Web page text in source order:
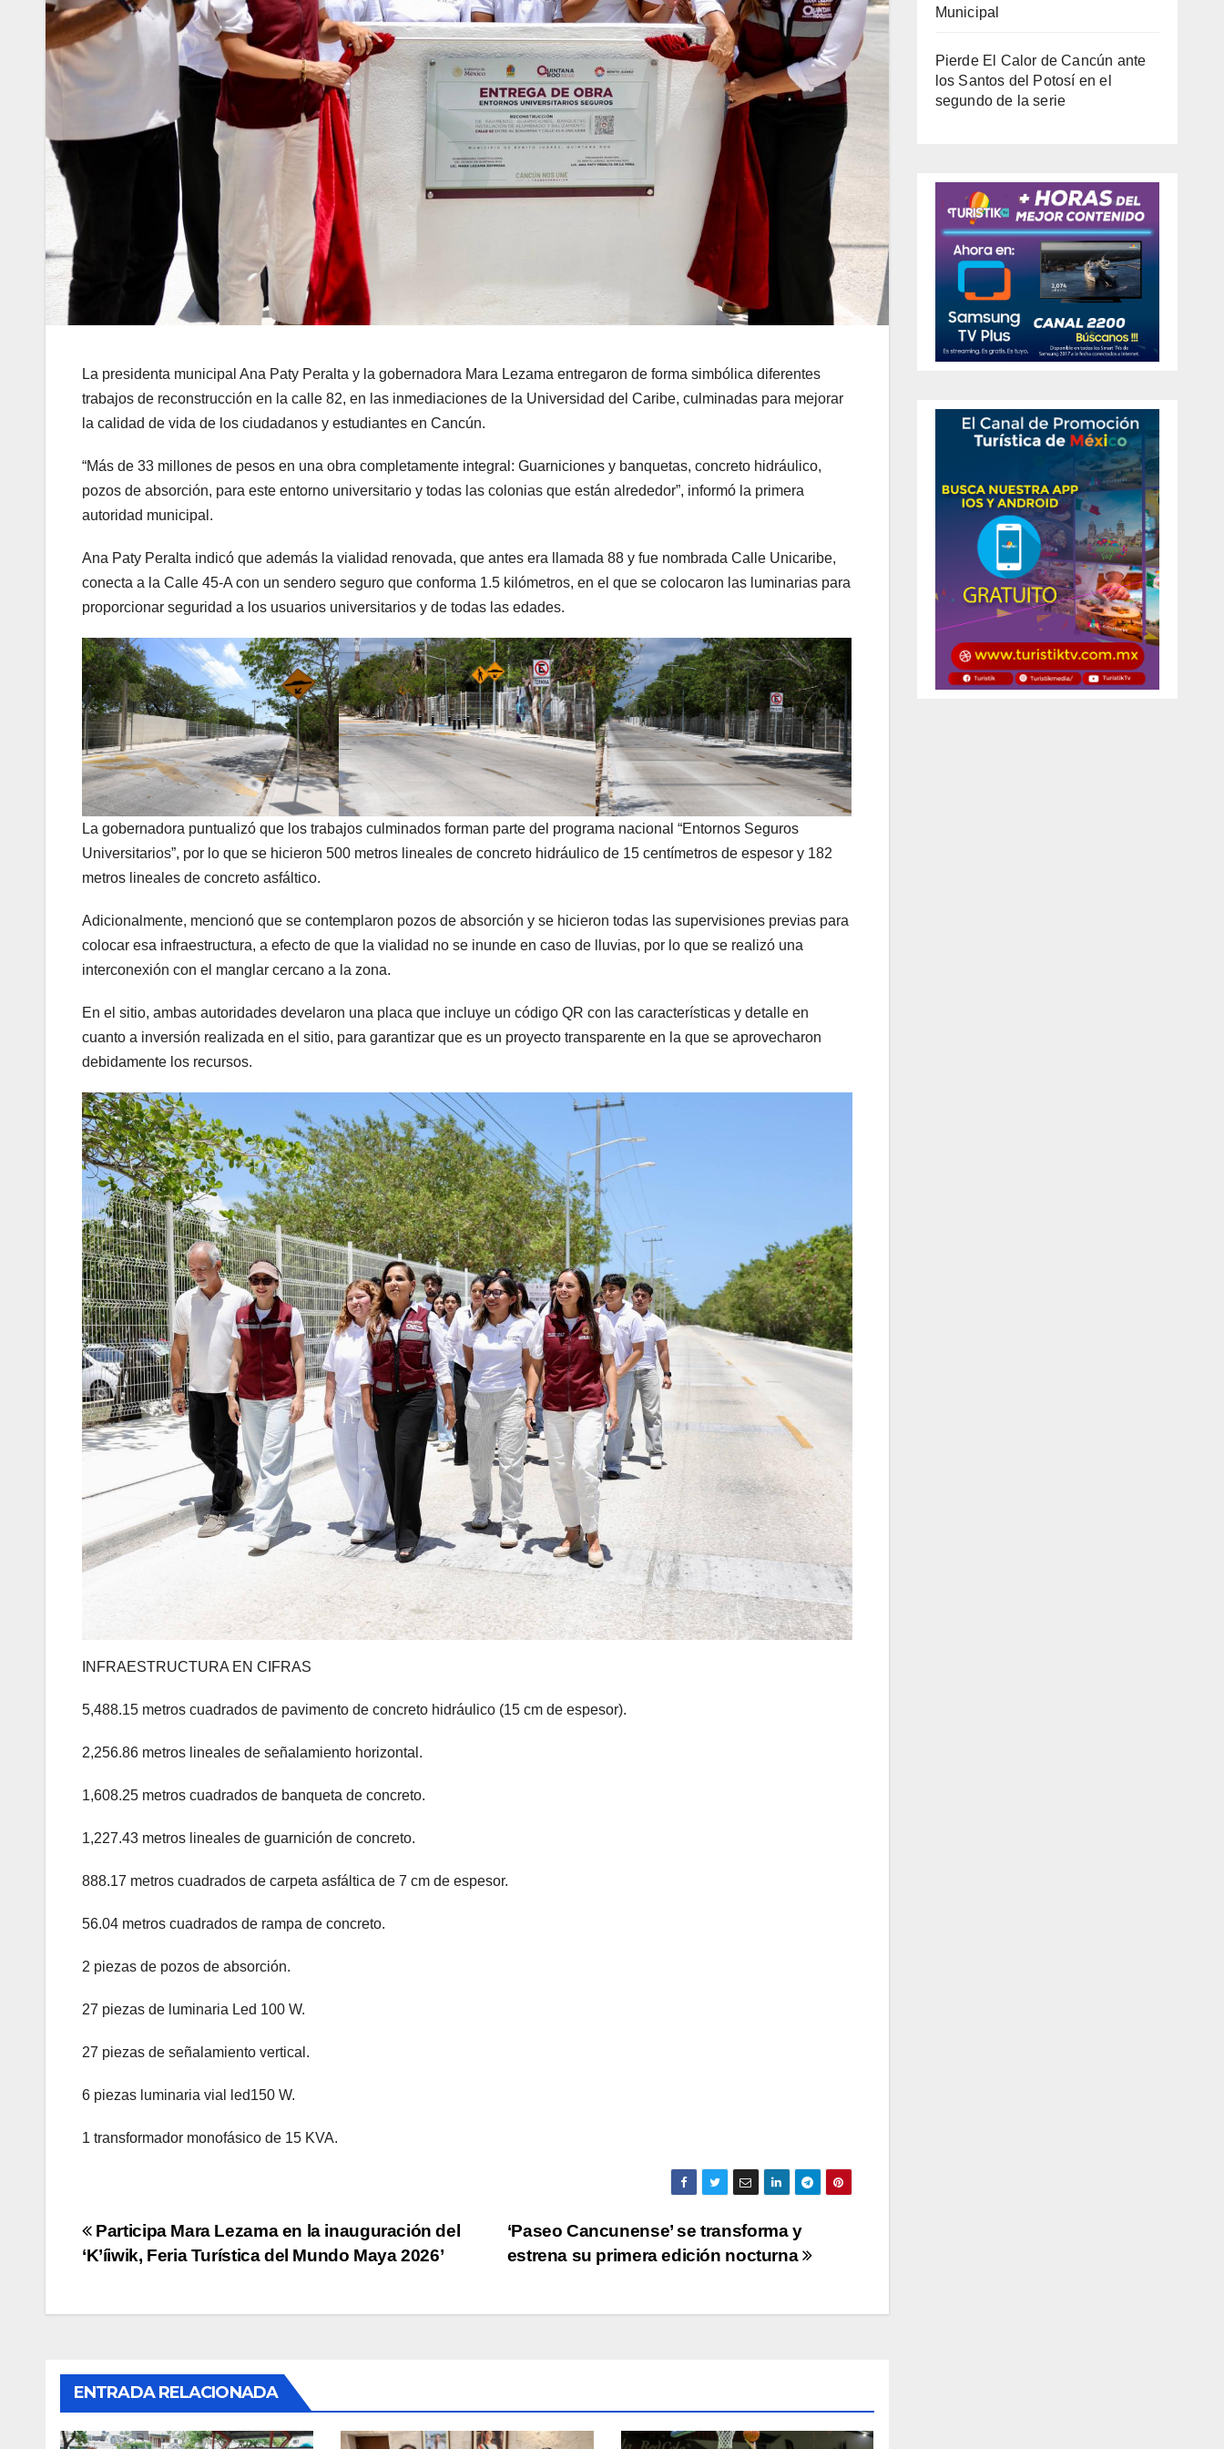
La presidenta municipal Ana Paty Peralta y la gobernadora Mara Lezama entregaron de forma simbólica diferentes
trabajos de reconstrucción en la calle 82, en las inmediaciones de la Universidad del Caribe, culminadas para mejorar
la calidad de vida de los ciudadanos y estudiantes en Cancún.
“Más de 33 millones de pesos en una obra completamente integral: Guarniciones y banquetas, concreto hidráulico,
pozos de absorción, para este entorno universitario y todas las colonias que están alrededor”, informó la primera
autoridad municipal.
Ana Paty Peralta indicó que además la vialidad renovada, que antes era llamada 88 y fue nombrada Calle Unicaribe,
conecta a la Calle 45-A con un sendero seguro que conforma 1.5 kilómetros, en el que se colocaron las luminarias para
proporcionar seguridad a los usuarios universitarios y de todas las edades.
La gobernadora puntualizó que los trabajos culminados forman parte del programa nacional “Entornos Seguros
Universitarios”, por lo que se hicieron 500 metros lineales de concreto hidráulico de 15 centímetros de espesor y 182
metros lineales de concreto asfáltico.
Adicionalmente, mencionó que se contemplaron pozos de absorción y se hicieron todas las supervisiones previas para
colocar esa infraestructura, a efecto de que la vialidad no se inunde en caso de lluvias, por lo que se realizó una
interconexión con el manglar cercano a la zona.
En el sitio, ambas autoridades develaron una placa que incluye un código QR con las características y detalle en
cuanto a inversión realizada en el sitio, para garantizar que es un proyecto transparente en la que se aprovecharon
debidamente los recursos.
INFRAESTRUCTURA EN CIFRAS
5,488.15 metros cuadrados de pavimento de concreto hidráulico (15 cm de espesor).
2,256.86 metros lineales de señalamiento horizontal.
1,608.25 metros cuadrados de banqueta de concreto.
1,227.43 metros lineales de guarnición de concreto.
888.17 metros cuadrados de carpeta asfáltica de 7 cm de espesor.
56.04 metros cuadrados de rampa de concreto.
2 piezas de pozos de absorción.
27 piezas de luminaria Led 100 W.
27 piezas de señalamiento vertical.
6 piezas luminaria vial led150 W.
1 transformador monofásico de 15 KVA.
Navegación
entradas
‘Paseo Cancunense’ se transforma y
estrena su primera edición nocturna
Participa Mara Lezama en la inauguración del
‘K’íiwik, Feria Turística del Mundo Maya 2026’
ENTRADA RELACIONADA
Municipal
Pierde El Calor de Cancún ante
los Santos del Potosí en el
segundo de la serie